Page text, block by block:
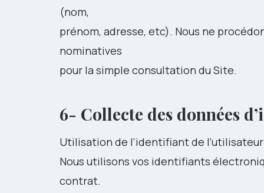
(nom,
prénom, adresse, etc). Nous ne
nominatives
pour la simple consultation du Site.
6- Collecte des données
Utilisation de l’identifiant de
Nous utilisons vos identifiants
contrat.